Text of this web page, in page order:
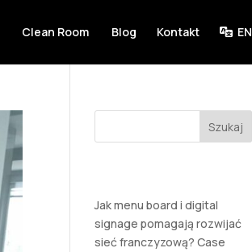
Clean Room Blog Kontakt EN
Szukaj
Jak menu board i digital
signage pomagają rozwijać
sieć franczyzową? Case